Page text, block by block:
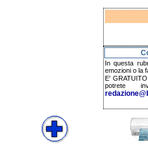
In questa
emozioni o la
E'
potrete